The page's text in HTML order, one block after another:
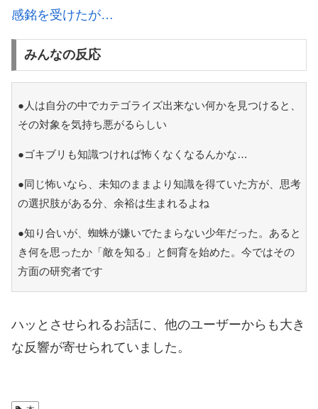
感銘を受けたが…
みんなの反応
●人は自分の中でカテゴライズ出来ない何かを見つけると、
その対象を気持ち悪がるらしい
●ゴキブリも知識つければ怖くなくなるんかな…
●同じ怖いなら、未知のままより知識を得ていた方が、思考
の選択肢がある分、余裕は生まれるよね
●知り合いが、蜘蛛が嫌いでたまらない少年だった。あると
き何を思ったか「敵を知る」と飼育を始めた。今ではその
方面の研究者です
ハッとさせられるお話に、他のユーザーからも大き
な反響が寄せられていました。